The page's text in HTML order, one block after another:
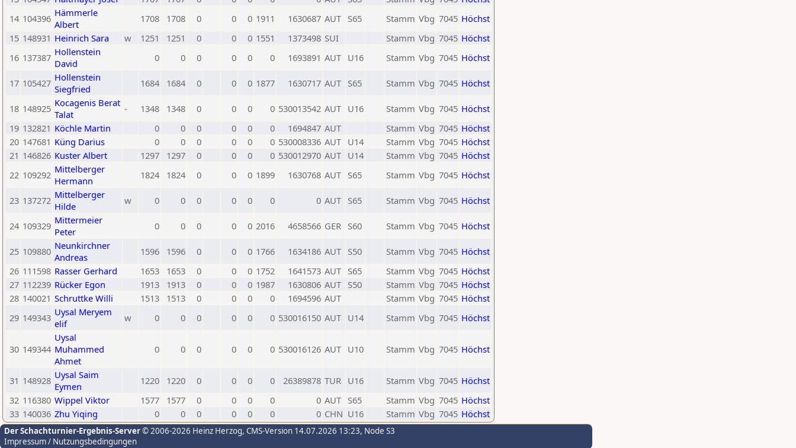
14 104396 Hämmerle
Albert
1708 1708 0 0 0 1911 1630687 AUT S65 Stamm Vbg 7045 Höchst
15 148931 Heinrich Sara w 1251 1251 0 0 0 1551 1373498 SUI Stamm Vbg 7045 Höchst
16 137387 Hollenstein
David
0 0 0 0 0 0 1693891 AUT U16 Stamm Vbg 7045 Höchst
17 105427 Hollenstein
Siegfried
1684 1684 0 0 0 1877 1630717 AUT S65 Stamm Vbg 7045 Höchst
18 148925 Kocagenis Berat
Talat
- 1348 1348 0 0 0 0 530013542 AUT U16 Stamm Vbg 7045 Höchst
19 132821 Köchle Martin 0 0 0 0 0 0 1694847 AUT Stamm Vbg 7045 Höchst
20 147681 Küng Darius 0 0 0 0 0 0 530008336 AUT U14 Stamm Vbg 7045 Höchst
21 146826 Kuster Albert 1297 1297 0 0 0 0 530012970 AUT U14 Stamm Vbg 7045 Höchst
22 109292 Mittelberger
Hermann
1824 1824 0 0 0 1899 1630768 AUT S65 Stamm Vbg 7045 Höchst
23 137272 Mittelberger
Hilde
w 0 0 0 0 0 0 0 AUT S65 Stamm Vbg 7045 Höchst
24 109329 Mittermeier
Peter
0 0 0 0 0 2016 4658566 GER S60 Stamm Vbg 7045 Höchst
25 109880 Neunkirchner
Andreas
1596 1596 0 0 0 1766 1634186 AUT S50 Stamm Vbg 7045 Höchst
26 111598 Rasser Gerhard 1653 1653 0 0 0 1752 1641573 AUT S65 Stamm Vbg 7045 Höchst
27 112239 Rücker Egon 1913 1913 0 0 0 1987 1630806 AUT S50 Stamm Vbg 7045 Höchst
28 140021 Schruttke Willi 1513 1513 0 0 0 0 1694596 AUT Stamm Vbg 7045 Höchst
29 149343 Uysal Meryem
elif
w 0 0 0 0 0 0 530016150 AUT U14 Stamm Vbg 7045 Höchst
30 149344
Uysal
Muhammed
Ahmet
0 0 0 0 0 0 530016126 AUT U10 Stamm Vbg 7045 Höchst
31 148928 Uysal Saim
Eymen
1220 1220 0 0 0 0 26389878 TUR U16 Stamm Vbg 7045 Höchst
32 116380 Wippel Viktor 1577 1577 0 0 0 0 0 AUT S65 Stamm Vbg 7045 Höchst
33 140036 Zhu Yiqing 0 0 0 0 0 0 0 CHN U16 Stamm Vbg 7045 Höchst
Der Schachturnier-Ergebnis-Server© 2006-2026 Heinz Herzog, CMS-Version 14.07.2026 13:23, Node S3
Impressum / Nutzungsbedingungen